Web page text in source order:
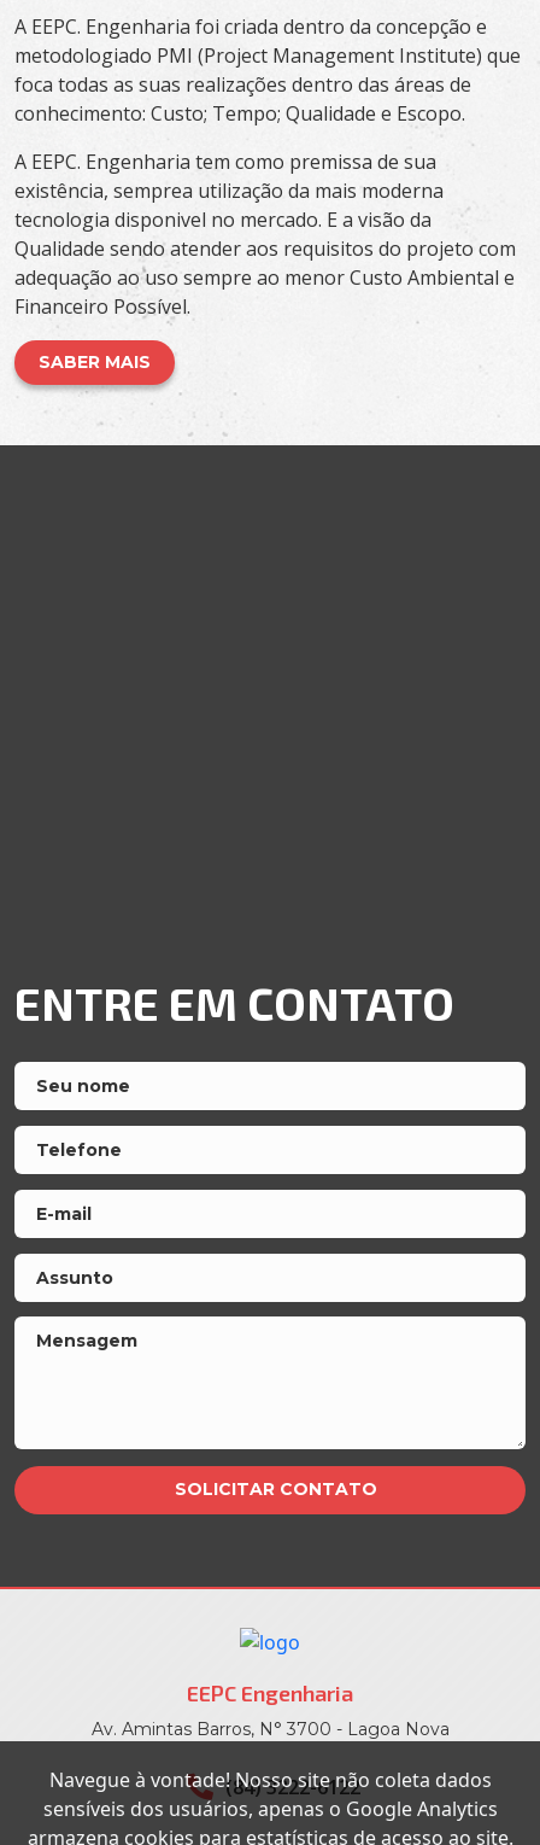
A EEPC. Engenharia foi criada dentro da concepção e
metodologiado PMI (Project Management Institute) que
foca todas as suas realizações dentro das áreas de
conhecimento: Custo; Tempo; Qualidade e Escopo.
A EEPC. Engenharia tem como premissa de sua
existência, semprea utilização da mais moderna
tecnologia disponivel no mercado. E a visão da
Qualidade sendo atender aos requisitos do projeto com
adequação ao uso sempre ao menor Custo Ambiental e
Financeiro Possível.
SABER MAIS
ENTRE EM CONTATO
EEPC Engenharia
Av. Amintas Barros, N° 3700 - Lagoa Nova
(84) 3222-6122
Navegue à vontade! Nosso site não coleta dados
sensíveis dos usuários, apenas o Google Analytics
armazena cookies para estatísticas de acesso ao site.